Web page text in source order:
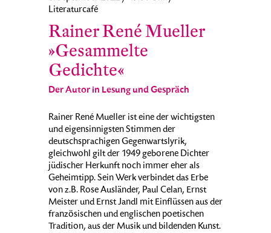
Literaturcafé
Rainer René Mueller
»Gesammelte
Gedichte«
Der Autor in Lesung und Gespräch
Rainer René Mueller ist eine der wichtigsten
und eigensinnigsten Stimmen der
deutschsprachigen Gegenwartslyrik,
gleichwohl gilt der 1949 geborene Dichter
jüdischer Herkunft noch immer eher als
Geheimtipp. Sein Werk verbindet das Erbe
von z.B. Rose Ausländer, Paul Celan, Ernst
Meister und Ernst Jandl mit Einflüssen aus der
französischen und englischen poetischen
Tradition, aus der Musik und bildenden Kunst.